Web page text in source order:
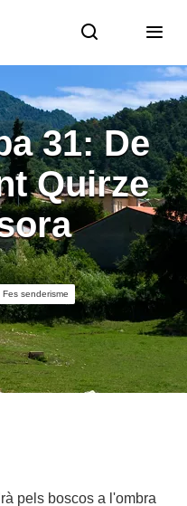
31: De
Quirze
Fes senderisme
pels boscos a l'ombra